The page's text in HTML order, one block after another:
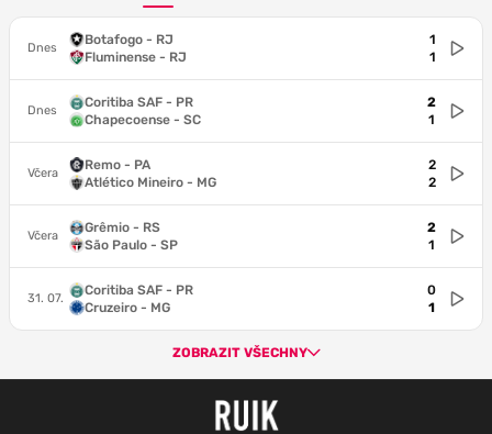
Dnes
Botafogo - RJ
Fluminense - RJ
1
1
Dnes
Coritiba SAF - PR
Chapecoense - SC
2
1
Včera
Remo - PA
Atlético Mineiro - MG
2
2
Včera
Grêmio - RS
São Paulo - SP
2
1
31. 07.
Coritiba SAF - PR
Cruzeiro - MG
0
1
ZOBRAZIT VŠECHNY